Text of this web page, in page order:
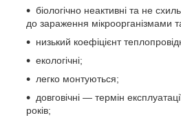
біологічно неактивні та не
до зараження мікроорганізмами
низький коефіцієнт
екологічні;
легко монтуються;
довговічні — термін
років;